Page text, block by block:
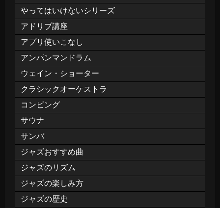
やってはいけないシリーズ
アドリブ講座
アプリ使いこなし
アンパンマンドラム
ウェイン・ショーター
クラシックオーケストラ
コンピング
サウナ
サンバ
ジャズおすすめ曲
ジャズのリズム
ジャズの楽しみ方
ジャズの歴史